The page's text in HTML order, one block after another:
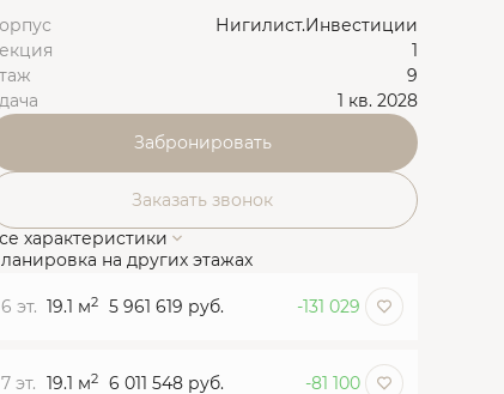
Нигилист.Инвестиции
1
9
1 кв. 2028
Забронировать
Заказать звонок
характеристики
на других этажах
6 эт. 19.1 м2 5 961 619 руб. -131 029
7 эт. 19.1 м2 6 011 548 руб. -81 100